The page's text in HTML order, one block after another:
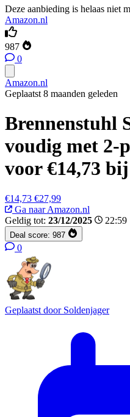
Deze aanbieding is helaas niet
Amazon.nl
987
0
Amazon.nl
Geplaatst 8 maanden geleden
Brennenstuhl
voudig met 2-
voor €14,73
€14,73 €27,99
Ga naar Amazon.nl
Geldig tot: 23/12/2025 22:59
Deal score: 987
0
Geplaatst door Soldenjager